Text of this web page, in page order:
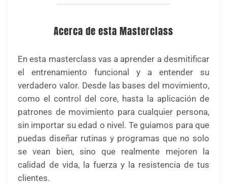
Acerca de esta Masterclass
En esta masterclass vas a aprender a desmitificar
el entrenamiento funcional y a entender su
verdadero valor. Desde las bases del movimiento,
como el control del core, hasta la aplicación de
patrones de movimiento para cualquier persona,
sin importar su edad o nivel. Te guiamos para que
puedas diseñar rutinas y programas que no solo
se vean bien, sino que realmente mejoren la
calidad de vida, la fuerza y la resistencia de tus
clientes.